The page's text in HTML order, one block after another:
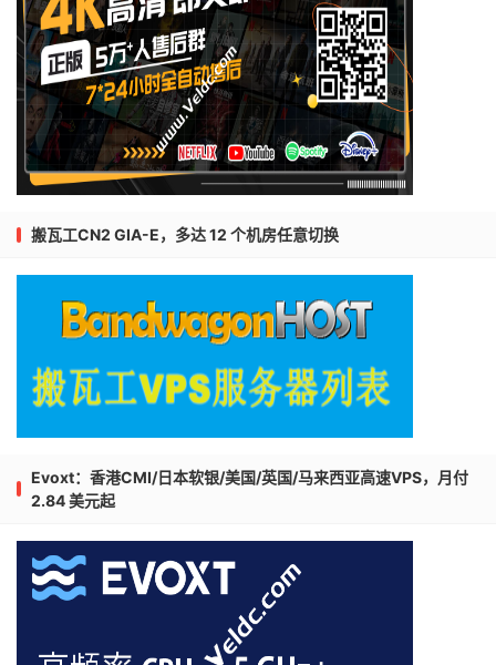
搬瓦工CN2 GIA-E，多达 12 个机房任意切换
Evoxt：香港CMI/日本软银/美国/英国/马来西亚高速VPS，月付
2.84 美元起